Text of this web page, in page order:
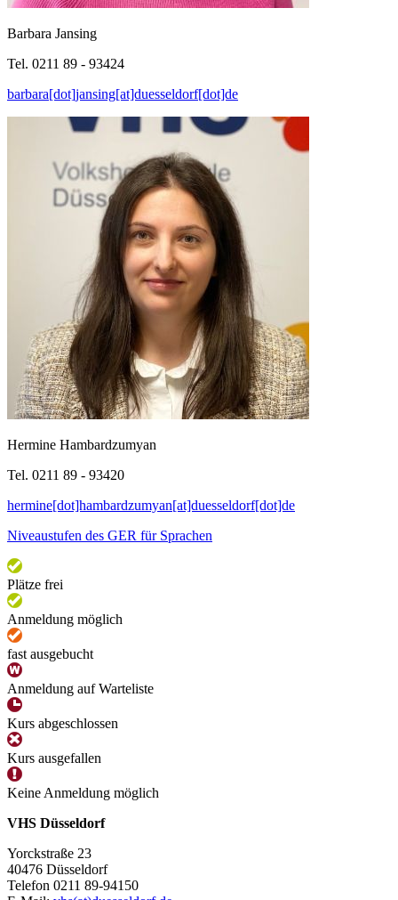
Barbara Jansing
Tel. 0211 89 - 93424
barbara[dot]jansing[at]duesseldorf[dot]de
Hermine Hambardzumyan
Tel. 0211 89 - 93420
hermine[dot]hambardzumyan[at]duesseldorf[dot]de
Niveaustufen des GER für Sprachen
Plätze frei
Anmeldung möglich
fast ausgebucht
Anmeldung auf Warteliste
Kurs abgeschlossen
Kurs ausgefallen
Keine Anmeldung möglich
VHS Düsseldorf
Yorckstraße 23
40476 Düsseldorf
Telefon 0211 89-94150